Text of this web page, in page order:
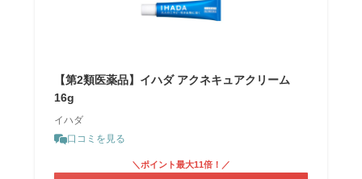
【第2類医薬品】イハダ アクネキュアクリーム
16g
イハダ
口コミを見る
＼ポイント最大11倍！／